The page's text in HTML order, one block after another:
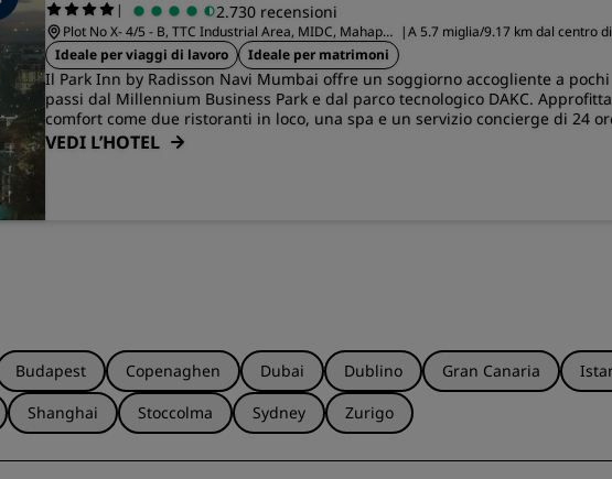
| 2.730 recensioni
Plot No X- 4/5 - B, TTC Industrial Area, MIDC, Mahape,
Shilphata Road
|A 5.7 miglia/9.17 km dal centro di
Ideale per viaggi di lavoro Ideale per matrimoni
Il Park Inn by Radisson Navi Mumbai offre un soggiorno accogliente a pochi
passi dal Millennium Business Park e dal parco tecnologico DAKC.
comfort come due ristoranti in loco, una spa e un servizio concierge di 24
VEDI L’HOTEL
Budapest Copenaghen Dubai Dublino Gran Canaria
Shanghai Stoccolma Sydney Zurigo